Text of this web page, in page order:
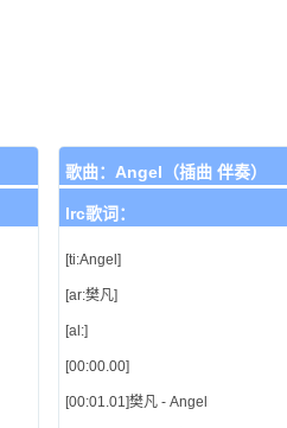
歌曲： Angel（插曲 伴奏）
lrc歌词：
[ti:Angel]
[ar:樊凡]
[al:]
[00:00.00]
[00:01.01]樊凡 - Angel